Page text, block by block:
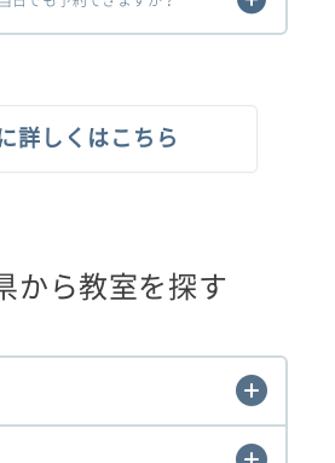
詳しくはこちら
から教室を探す